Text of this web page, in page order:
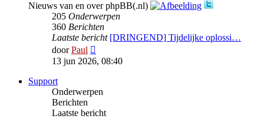
Nieuws van en over phpBB(.nl)
205 Onderwerpen
360 Berichten
Laatste bericht [DRINGEND] Tijdelijke oplossi…
doorPaul
laatste
bericht
13 jun 2026, 08:40
Support
Onderwerpen
Berichten
Laatste bericht